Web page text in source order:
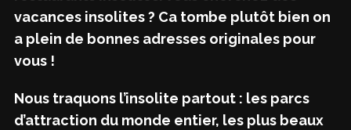
vacances insolites ? Ca tombe plutôt bien on
a plein de bonnes adresses originales pour
vous !
Nous traquons l’insolite partout : les parcs
d’attraction du monde entier, les plus beaux